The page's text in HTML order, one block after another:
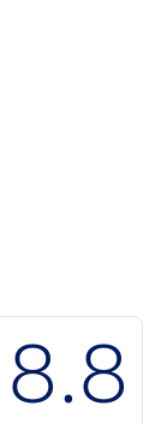
8.8